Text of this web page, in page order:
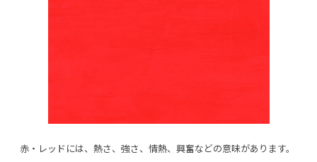
赤・レッドには、熱さ、強さ、情熱、興奮などの意味があります。